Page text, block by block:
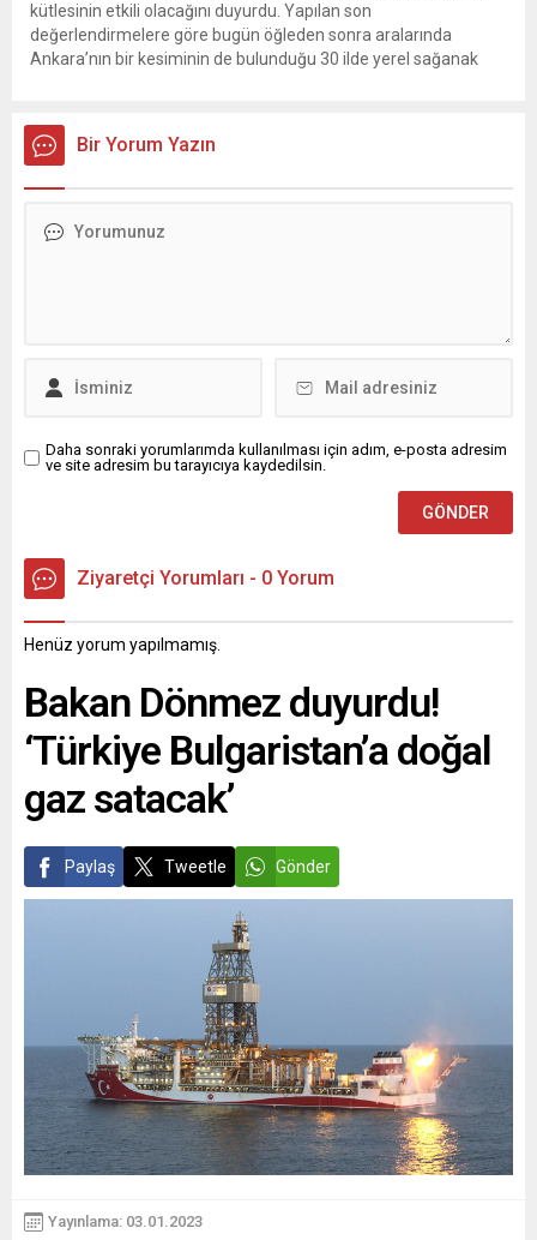
kütlesinin etkili olacağını duyurdu. Yapılan son
değerlendirmelere göre bugün öğleden sonra aralarında
Ankara’nın bir kesiminin de bulunduğu 30 ilde yerel sağanak
üzerine çıkarak yaz değerlerine ulaşacak. Ayrıca...
Bir Yorum Yazın
Daha sonraki yorumlarımda kullanılması için adım, e-posta adresim
ve site adresim bu tarayıcıya kaydedilsin.
Ziyaretçi Yorumları - 0 Yorum
Henüz yorum yapılmamış.
Bakan Dönmez duyurdu!
‘Türkiye Bulgaristan’a doğal
gaz satacak’
Paylaş Tweetle Gönder
Yayınlama: 03.01.2023